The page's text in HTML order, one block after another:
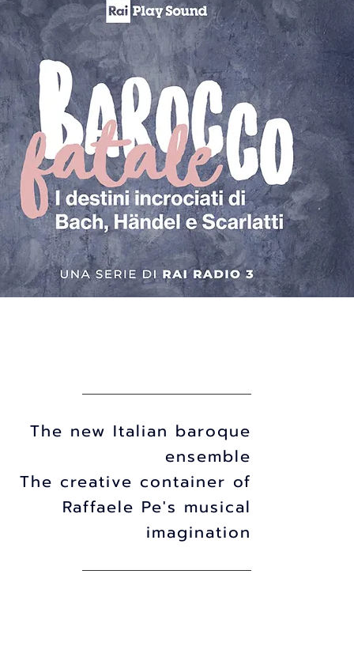
The new Italian baroque
ensemble
The creative container of
Raffaele Pe's musical
imagination